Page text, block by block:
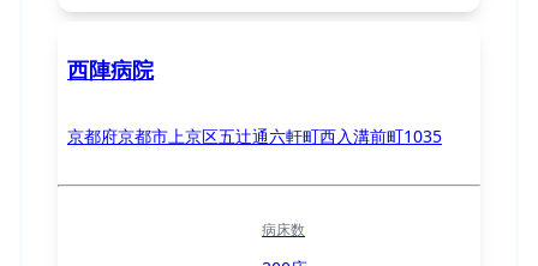
西陣病院
京都府京都市上京区五辻通六軒町西入溝前町1035
病床数